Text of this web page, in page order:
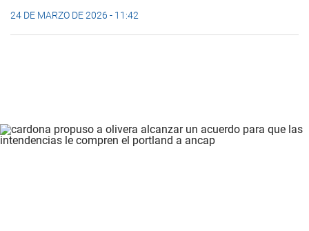
24 DE MARZO DE 2026 - 11:42